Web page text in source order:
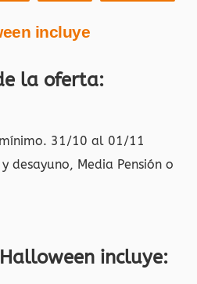
incluye
la oferta:
31/10 al 01/11
desayuno, Media Pensión o
incluye: